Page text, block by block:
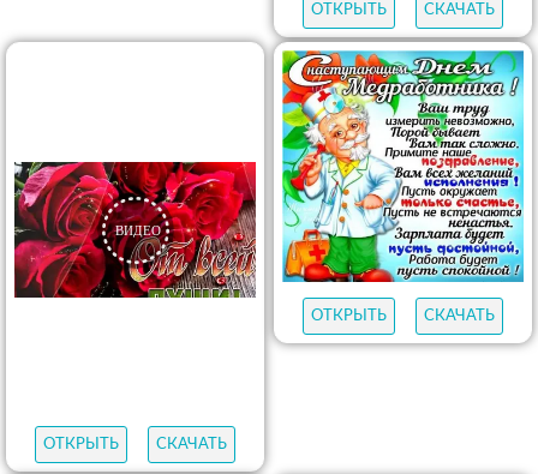
ОТКРЫТЬ СКАЧАТЬ
ОТКРЫТЬ СКАЧАТЬ
ОТКРЫТЬ СКАЧАТЬ